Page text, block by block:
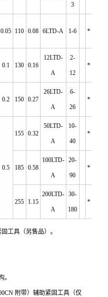
3
0.05 110 0.08 6LTD-A 1-6 *
0.1 130 0.16
12LTD-
A
2-
12
*
0.2 150 0.27
26LTD-
A
6-
26
*
0.5
155 0.32
50LTD-
A
10-
40
*
185 0.58
100LTD-
A
20-
90
*
255 1.15
200LTD-
A
30-
180
*
工具（另售品）。
。
附带）辅助紧固工具（仅